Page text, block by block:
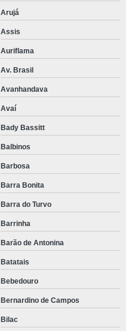
Arujá
Assis
Auriflama
Av. Brasil
Avanhandava
Avaí
Bady Bassitt
Balbinos
Barbosa
Barra Bonita
Barra do Turvo
Barrinha
Barão de Antonina
Batatais
Bebedouro
Bernardino de Campos
Bilac